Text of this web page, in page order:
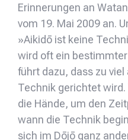
Erinnerungen an
vom 19. Mai 2009 an.
»Aikidō ist keine
wird oft ein
führt dazu, dass zu
Technik gerichtet
die Hände, um den
wann die Technik
sich im Dōjō ganz